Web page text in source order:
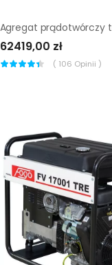
62419,00 zł
( 106 Opinii )